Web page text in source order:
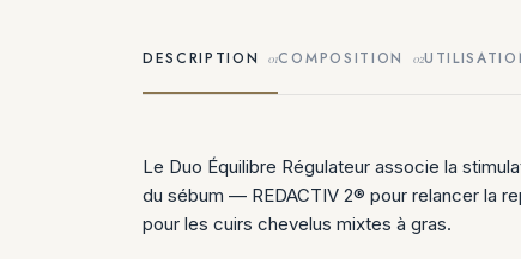
DESCRIPTION 01COMPOSITION 02
Le Duo Équilibre Régulateur associe la
du sébum — REDACTIV 2® pour relancer la
pour les cuirs chevelus mixtes à gras.